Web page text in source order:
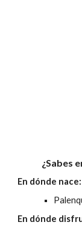
¿Sabes
En dónde nace:
En dónde